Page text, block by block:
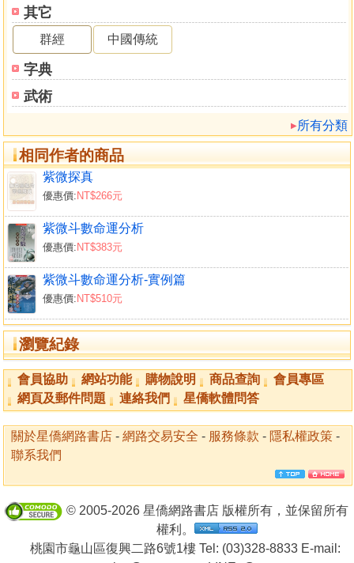
其它
群經 中國傳統
字典
武術
所有分類
相同作者的商品
紫微探真
優惠價: NT$266元
紫微斗數命運分析
優惠價: NT$383元
紫微斗數命運分析-實例篇
優惠價: NT$510元
瀏覽紀錄
水上架屋
廉貞文武格
貴星夾命
三合火貪格
貪鈴朝垣格
丹墀桂墀格
科名會祿
權祿尋逢
極響離明
文梁振紀格
輔拱文星格
機梁加會格
化煞為權格
壽星入廟格
化星遇貴格
將星得地格
極居卯位格
殺拱廉貞格
巨逢四煞格
命裡逢空
桃花犯主
泛水桃花
風流綵杖
路上埋屍
水中作塚
粉身碎骨格
離鄉遭配
會員協助 網站功能 購物說明 商品查詢
會員專區
網頁及郵件問題
連絡我們 星僑軟體問答
關於星僑網路書店 - 網路交易安全 - 服務條款 - 隱私權政策 -
聯系我們
© 2005-2026 星僑網路書店 版權所有，並保留所有
權利。
桃園市龜山區復興二路6號1樓 Tel: (03)328-8833 E-mail: